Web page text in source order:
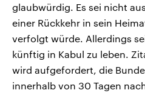
glaubwürdig. Es sei nicht
einer Rückkehr in sein
verfolgt würde. Allerdings
künftig in Kabul zu leben.
wird aufgefordert, die
innerhalb von 30 Tagen